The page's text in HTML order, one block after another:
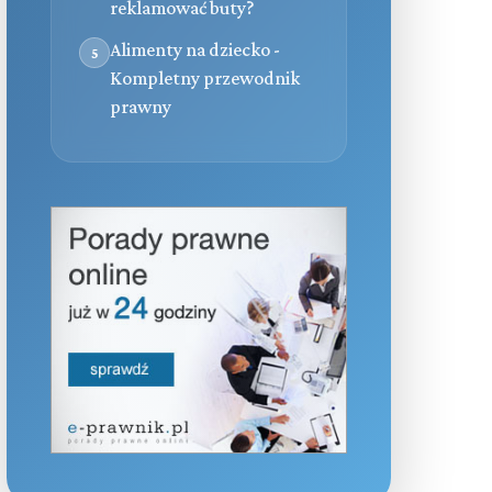
reklamować buty?
5
Alimenty na dziecko -
Kompletny przewodnik
prawny